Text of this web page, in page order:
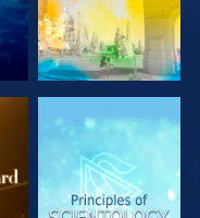
ESPLORA LE
SERIE